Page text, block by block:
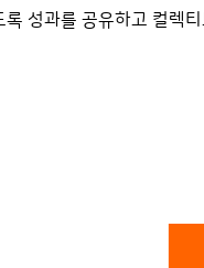
성과를 공유하고 컬